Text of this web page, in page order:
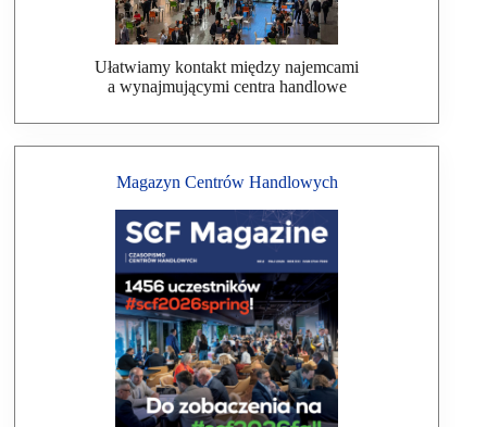
Ułatwiamy kontakt między najemcami
a wynajmującymi centra handlowe
Magazyn Centrów Handlowych